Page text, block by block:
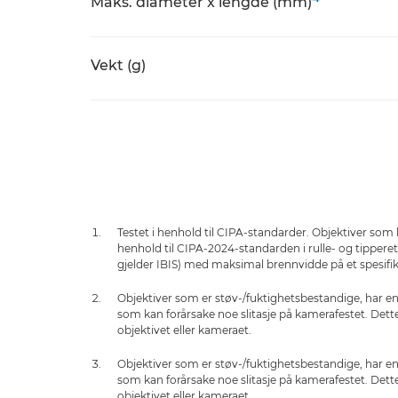
Vekt (g)
Testet i henhold til CIPA-standarder. Objektiver
henhold til CIPA-2024-standarden i rulle- og
gjelder IBIS) med maksimal brennvidde på et
Objektiver som er støv-/fuktighetsbestandige, har
som kan forårsake noe slitasje på kamerafestet.
objektivet eller kameraet.
Objektiver som er støv-/fuktighetsbestandige, har
som kan forårsake noe slitasje på kamerafestet.